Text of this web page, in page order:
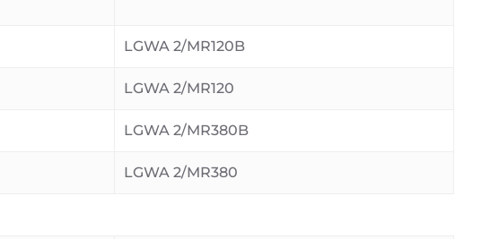
LGWA 2/MR120B
LGWA 2/MR120
LGWA 2/MR380B
LGWA 2/MR380